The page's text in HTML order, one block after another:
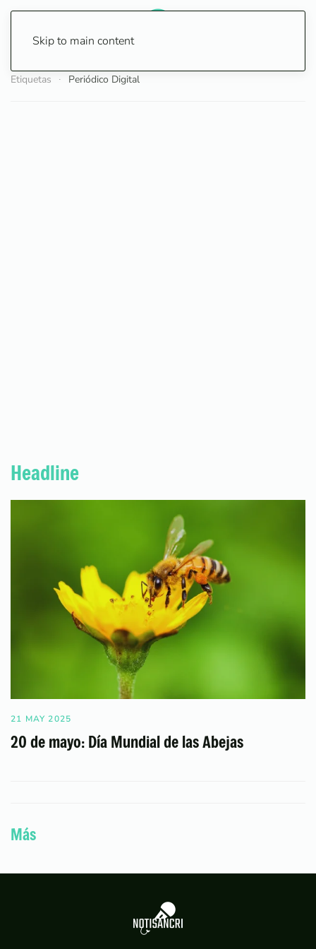
Skip to main content
Etiquetas Periódico Digital
Headline
21 MAY 2025
20 de mayo: Día Mundial de las Abejas
Más